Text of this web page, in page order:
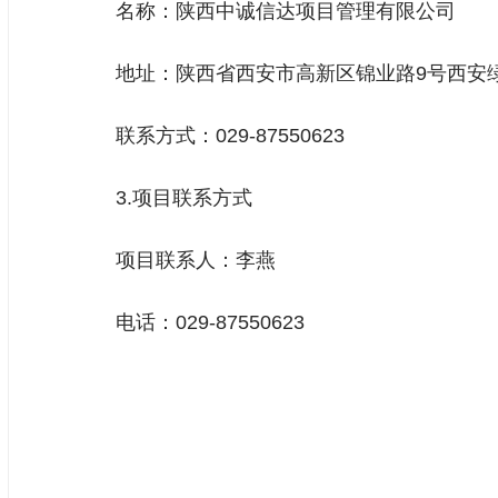
名称：陕西中诚信达项目管理有限公司
地址：陕西省西安市高新区锦业路9号西安
联系方式：029-87550623
3.项目联系方式
项目联系人：李燕
电话：029-87550623